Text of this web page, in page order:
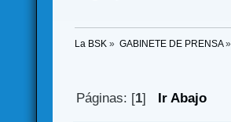
La BSK » GABINETE DE PRENSA»
Páginas: [1] Ir Abajo